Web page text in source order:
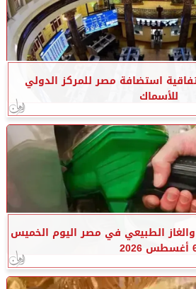
استضافة مصر للمركز الدولي
للأسماك
والغاز الطبيعي في مصر اليوم الخميس
2026